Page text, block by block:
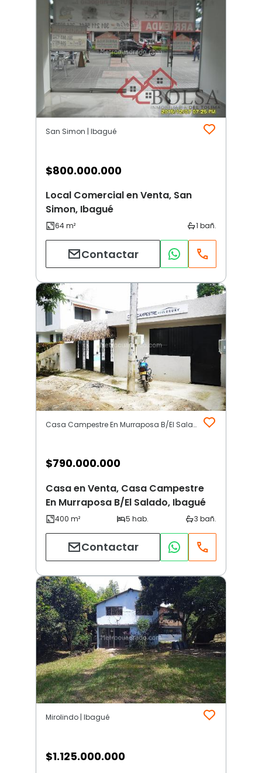
San Simon | Ibagué
$800.000.000
Local Comercial en Venta, San
Simon, Ibagué
Contactar
Casa Campestre En Murraposa B/El Salado | Ibagué
$790.000.000
Casa en Venta, Casa Campestre
En Murraposa B/El Salado, Ibagué
Contactar
Mirolindo | Ibagué
$1.125.000.000